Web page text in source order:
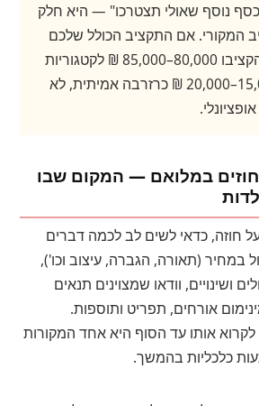
נוסף שאולי תצטרכו" — היא חלק
המקורי. אם התקציב הכולל שלכם
הוא 100,000 ₪, הקציבו 80,000–85,000 ₪ לקטגוריות
בפועל ושמרו 15,000–20,000 ₪ כרזרבה אמיתית, לא
חוזים במלואם — המקום שבו
חוזה, כדאי לשים לב לכמה דברים
במחיר (תאורה, הגברה, עיצוב וכו'),
ושינויים, וודאו שמצוינים תנאים
אורחים, תפריט ותוספות.
אותו עד הסוף היא אחד המקורות
כלכליות בהמשך.